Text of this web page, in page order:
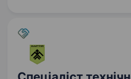
застосунку…